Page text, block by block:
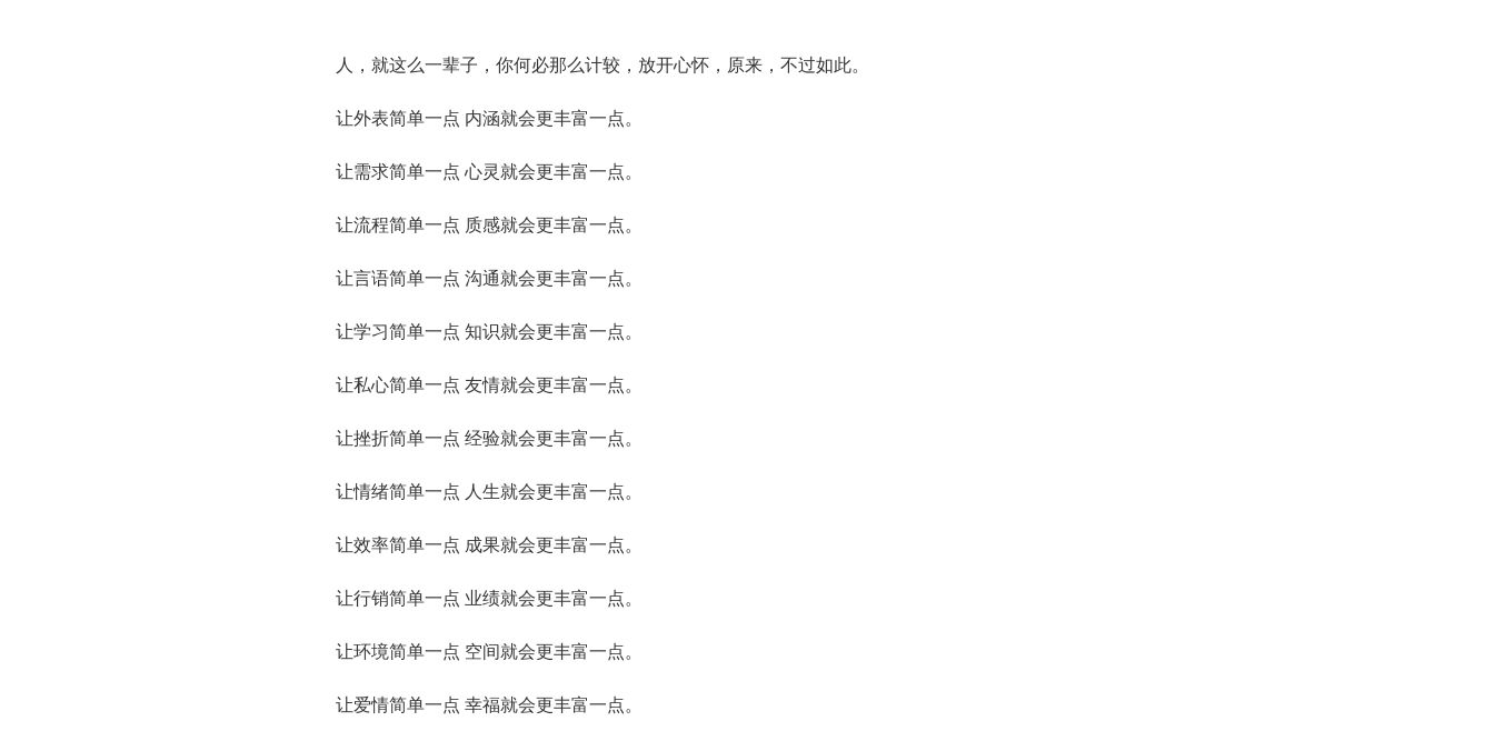
人，就这么一辈子，你何必那么计较，放开心怀，原来，不过如此。
让外表简单一点 内涵就会更丰富一点。
让需求简单一点 心灵就会更丰富一点。
让流程简单一点 质感就会更丰富一点。
让言语简单一点 沟通就会更丰富一点。
让学习简单一点 知识就会更丰富一点。
让私心简单一点 友情就会更丰富一点。
让挫折简单一点 经验就会更丰富一点。
让情绪简单一点 人生就会更丰富一点。
让效率简单一点 成果就会更丰富一点。
让行销简单一点 业绩就会更丰富一点。
让环境简单一点 空间就会更丰富一点。
让爱情简单一点 幸福就会更丰富一点。